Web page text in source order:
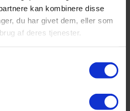
kan kombinere disse
du har givet dem, eller som
af deres tjenester.